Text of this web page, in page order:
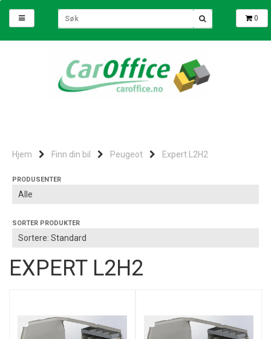
0
Hjem Finn din bil Peugeot Expert L2H2
PRODUSENTER
SORTER PRODUKTER
EXPERT L2H2